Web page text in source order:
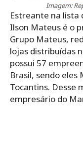
Imagem:
Estreante na lista
Ilson Mateus é o
Grupo Mateus,
lojas distribuídas
possui 57
Brasil, sendo eles
Tocantins. Desse
empresário do